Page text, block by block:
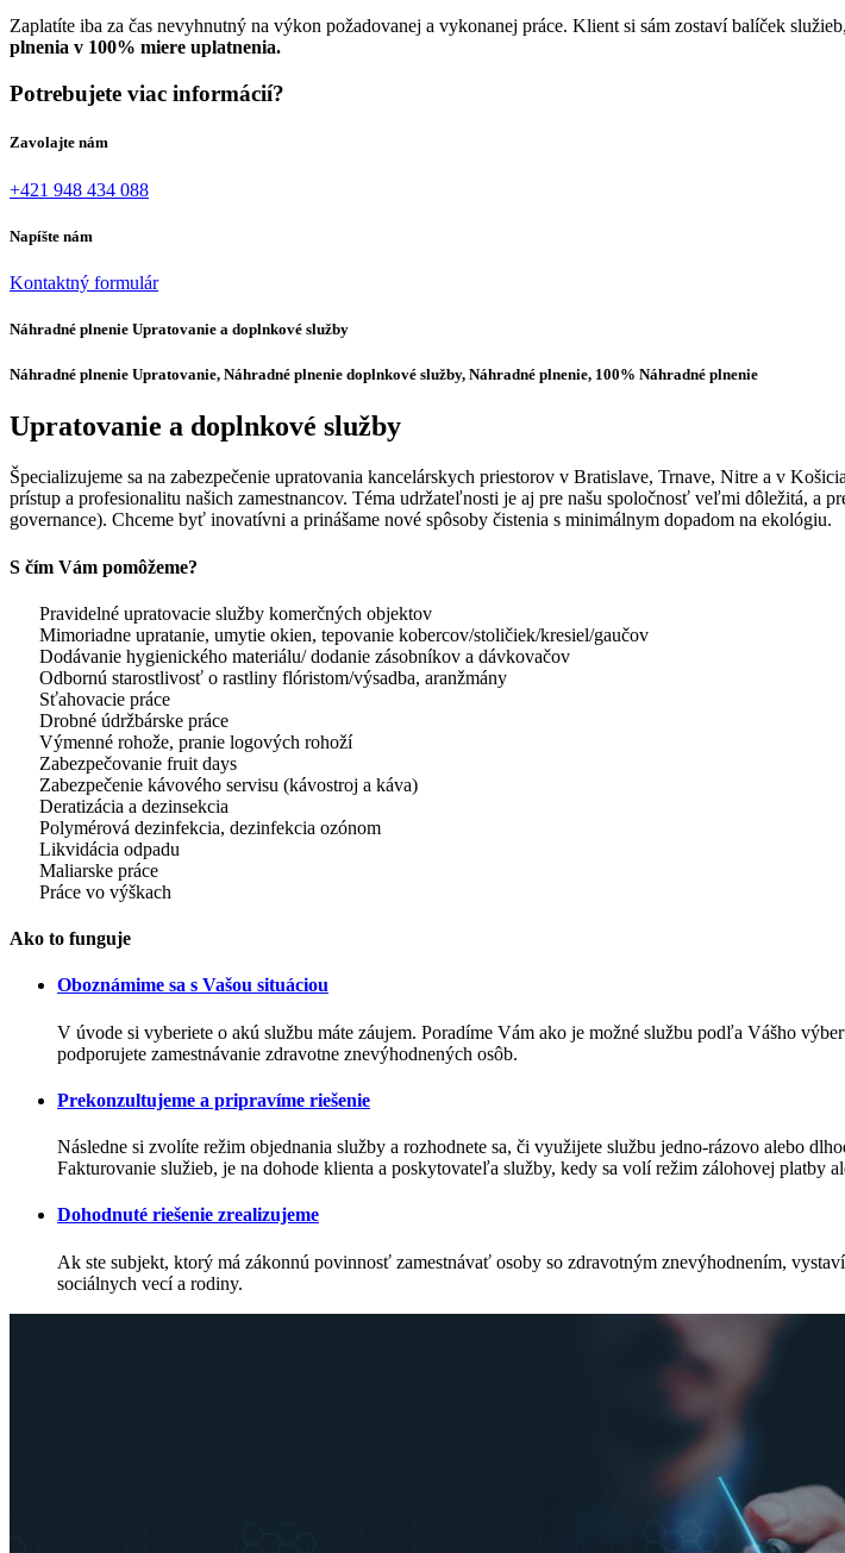
Zaplatíte iba za čas nevyhnutný na výkon požadovanej a vykonanej práce. Klient si sám zostaví balíček
plnenia v 100% miere uplatnenia.
Potrebujete viac informácií?
Zavolajte nám
+421 948 434 088
Napíšte nám
Kontaktný formulár
Náhradné plnenie Upratovanie a doplnkové služby
Náhradné plnenie Upratovanie, Náhradné plnenie doplnkové služby, Náhradné plnenie, 100% Náhradné plnenie
Upratovanie a doplnkové služby
Špecializujeme sa na zabezpečenie upratovania kancelárskych priestorov v Bratislave, Trnave, Nitre a v
prístup a profesionalitu našich zamestnancov. Téma udržateľnosti je aj pre našu spoločnosť veľmi dôležitá, a
governance). Chceme byť inovatívni a prinášame nové spôsoby čistenia s minimálnym dopadom na ekológiu.
S čím Vám pomôžeme?
Pravidelné upratovacie služby komerčných objektov
Mimoriadne upratanie, umytie okien, tepovanie kobercov/stoličiek/kresiel/gaučov
Dodávanie hygienického materiálu/ dodanie zásobníkov a dávkovačov
Odbornú starostlivosť o rastliny flóristom/výsadba, aranžmány
Sťahovacie práce
Drobné údržbárske práce
Výmenné rohože, pranie logových rohoží
Zabezpečovanie fruit days
Zabezpečenie kávového servisu (kávostroj a káva)
Deratizácia a dezinsekcia
Polymérová dezinfekcia, dezinfekcia ozónom
Likvidácia odpadu
Maliarske práce
Práce vo výškach
Ako to funguje
Oboznámime sa s Vašou situáciou
V úvode si vyberiete o akú službu máte záujem. Poradíme Vám ako je možné službu podľa Vášho
podporujete zamestnávanie zdravotne znevýhodnených osôb.
Prekonzultujeme a pripravíme riešenie
Následne si zvolíte režim objednania služby a rozhodnete sa, či využijete službu jedno-rázovo alebo
Fakturovanie služieb, je na dohode klienta a poskytovateľa služby, kedy sa volí režim zálohovej platby
Dohodnuté riešenie zrealizujeme
Ak ste subjekt, ktorý má zákonnú povinnosť zamestnávať osoby so zdravotným znevýhodnením,
sociálnych vecí a rodiny.